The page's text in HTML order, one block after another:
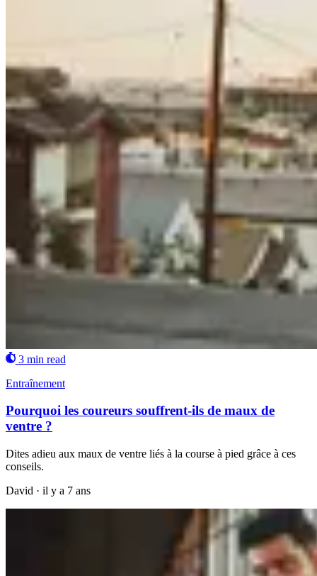
3 min read
Entraînement
Pourquoi les coureurs souffrent-ils de maux de
ventre ?
Dites adieu aux maux de ventre liés à la course à pied grâce à ces
conseils.
David · il y a 7 ans